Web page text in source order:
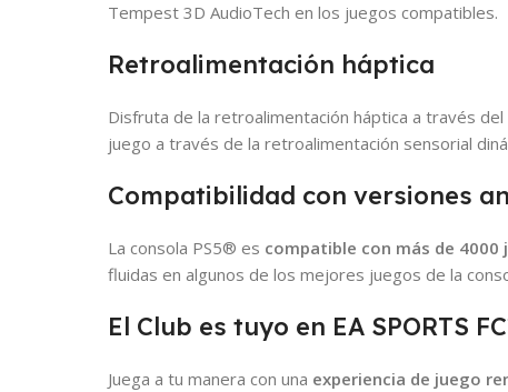
Tempest 3D AudioTech en los juegos compatibles.
Retroalimentación háptica
Disfruta de la retroalimentación háptica a través del
juego a través de la retroalimentación sensorial
Compatibilidad con versiones
La consola PS5® es compatible con más de 4000
fluidas en algunos de los mejores juegos de la
El Club es tuyo en EA SPORTS
Juega a tu manera con una experiencia de juego